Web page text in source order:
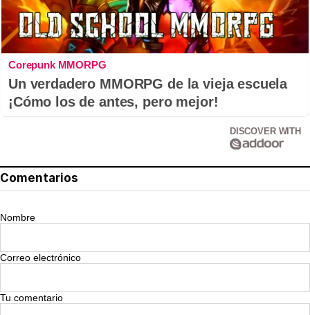
Corepunk MMORPG
Un verdadero MMORPG de la vieja escuela
¡Cómo los de antes, pero mejor!
DISCOVER WITH
Comentarios
Nombre
Correo electrónico
Tu comentario